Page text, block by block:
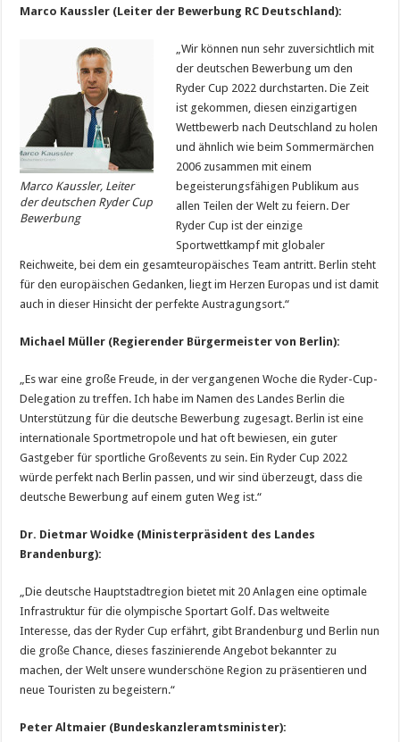
Marco Kaussler (Leiter der Bewerbung RC Deutschland):
Marco Kaussler, Leiter
der deutschen Ryder Cup
Bewerbung
„Wir können nun sehr zuversichtlich mit
der deutschen Bewerbung um den
Ryder Cup 2022 durchstarten. Die Zeit
ist gekommen, diesen einzigartigen
Wettbewerb nach Deutschland zu holen
und ähnlich wie beim Sommermärchen
2006 zusammen mit einem
begeisterungsfähigen Publikum aus
allen Teilen der Welt zu feiern. Der
Ryder Cup ist der einzige
Sportwettkampf mit globaler
Reichweite, bei dem ein gesamteuropäisches Team antritt. Berlin steht
für den europäischen Gedanken, liegt im Herzen Europas und ist damit
auch in dieser Hinsicht der perfekte Austragungsort.“
Michael Müller (Regierender Bürgermeister von Berlin):
„Es war eine große Freude, in der vergangenen Woche die Ryder-Cup-
Delegation zu treffen. Ich habe im Namen des Landes Berlin die
Unterstützung für die deutsche Bewerbung zugesagt. Berlin ist eine
internationale Sportmetropole und hat oft bewiesen, ein guter
Gastgeber für sportliche Großevents zu sein. Ein Ryder Cup 2022
würde perfekt nach Berlin passen, und wir sind überzeugt, dass die
deutsche Bewerbung auf einem guten Weg ist.“
Dr. Dietmar Woidke (Ministerpräsident des Landes
Brandenburg):
„Die deutsche Hauptstadtregion bietet mit 20 Anlagen eine optimale
Infrastruktur für die olympische Sportart Golf. Das weltweite
Interesse, das der Ryder Cup erfährt, gibt Brandenburg und Berlin nun
die große Chance, dieses faszinierende Angebot bekannter zu
machen, der Welt unsere wunderschöne Region zu präsentieren und
neue Touristen zu begeistern.“
Peter Altmaier (Bundeskanzleramtsminister):